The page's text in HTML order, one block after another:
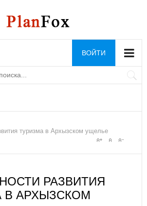
ВОЙТИ
туризма в Архызском ущелье
РАЗВИТИЯ
В АРХЫЗСКОМ